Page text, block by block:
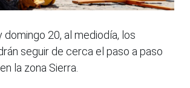
domingo 20, al mediodía, los
seguir de cerca el paso a paso
la zona Sierra.